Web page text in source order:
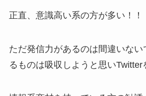
正直、意識高い系の方が多い！！
ただ発信力があるのは間違いない
るものは吸収しようと思いTwitter